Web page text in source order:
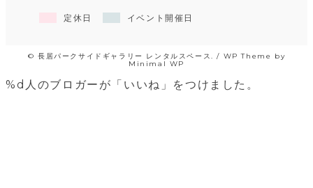
定休日 イベント開催日
© 長居パークサイドギャラリー レンタルスペース. / WP Theme by
Minimal WP
%d 人のブロガーが「いいね」をつけました。